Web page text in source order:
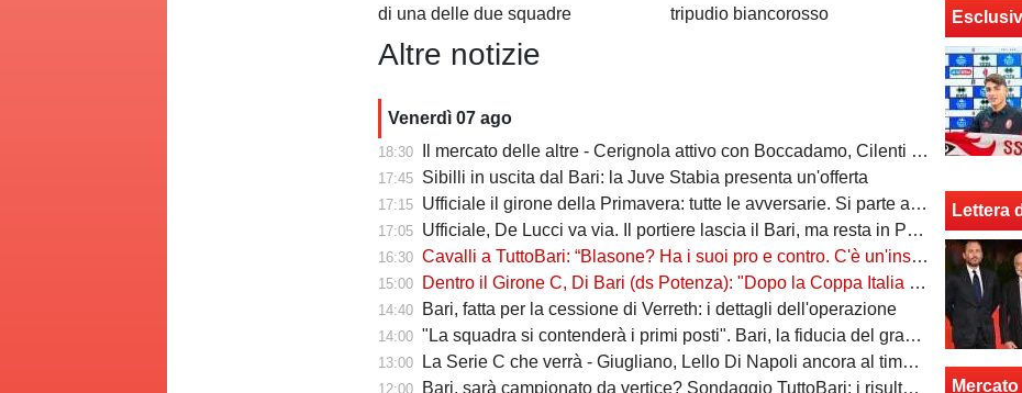
di una delle due squadre
tripudio biancorosso
Altre notizie
Venerdì 07 ago
18:30 Il mercato delle altre - Cerignola attivo con Boccadamo, Cilenti e Padula. Casertana su Antonio Ferrara. Della Morte piace al Foggia
17:45 Sibilli in uscita dal Bari: la Juve Stabia presenta un'offerta
17:15 Ufficiale il girone della Primavera: tutte le avversarie. Si parte a settembre
17:05 Ufficiale, De Lucci va via. Il portiere lascia il Bari, ma resta in Puglia
16:30 Cavalli a TuttoBari: “Blasone? Ha i suoi pro e contro. C'è un'insidia enorme: favoriti sì, ma non basta”
15:00 Dentro il Girone C, Di Bari (ds Potenza): "Dopo la Coppa Italia vinta, vogliamo infastidire ancora. Vi nomino qualche nostro giovane"
14:40 Bari, fatta per la cessione di Verreth: i dettagli dell'operazione
14:00 "La squadra si contenderà i primi posti". Bari, la fiducia del grande ex
13:00 La Serie C che verrà - Giugliano, Lello Di Napoli ancora al timone: il re delle salvezze vuole evitare un'altra stagione da brividi
12:00 Bari, sarà campionato da vertice? Sondaggio TuttoBari: i risultati provvisori
Lettera
Mercato